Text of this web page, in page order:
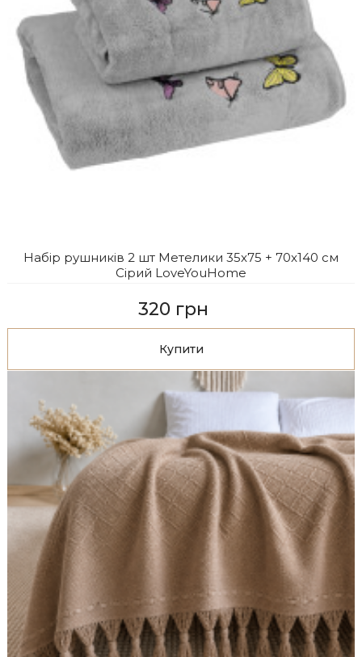
Набір рушників 2 шт Метелики 35x75 + 70x140 см
Сірий LoveYouHome
320 грн
Купити